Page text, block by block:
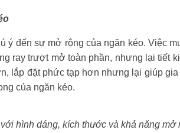
ý đến sự mở rộng của ngăn kéo. Việc
ray trượt mở toàn phần, nhưng lại tiết
lắp đặt phức tạp hơn nhưng lại giúp
của ngăn kéo.
hình dáng, kích thước và khả năng mở